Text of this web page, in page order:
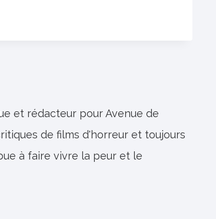
et rédacteur pour Avenue de
de films d'horreur et toujours
à faire vivre la peur et le